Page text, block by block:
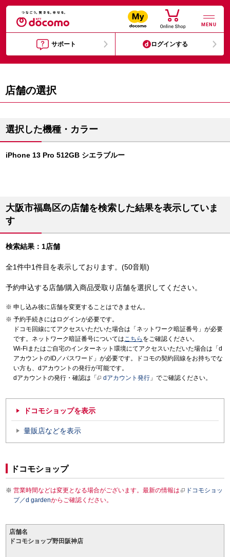
MENU
サポート ログインする
店舗の選択
選択した機種・カラー
iPhone 13 Pro 512GB シエラブルー
大阪市福島区の店舗を検索した結果を表示していま
す
検索結果：1店舗
全1件中1件目を表示しております。(50音順)
予約申込する店舗/購入商品受取り店舗を選択してください。
申し込み後に店舗を変更することはできません。
予約手続きにはログインが必要です。
ドコモ回線にてアクセスいただいた場合は「ネットワーク暗証番号」が必要
です。ネットワーク暗証番号についてはこちら をご確認ください。
Wi-Fiまたはご自宅のインターネット環境にてアクセスいただいた場合は「d
アカウントのID／パスワード」が必要です。ドコモの契約回線をお持ちでな
い方も、dアカウントの発行が可能です。
dアカウントの発行・確認は「
dアカウント発行 」でご確認ください。
ドコモショップを表示
量販店などを表示
ドコモショップ
営業時間などは変更となる場合がございます。最新の情報は
ドコモショッ
プ／d gardenからご確認ください。
店舗名
ドコモショップ野田阪神店